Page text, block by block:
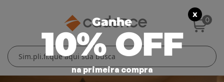
0
X
Ganhe
10% OFF
na primeira compra
Cozinha
Blenders
Lar
Ferros e Passadeiras
Conforto Térmico
Aquecedores
Cuidados Pessoais
Escovas Secadoras